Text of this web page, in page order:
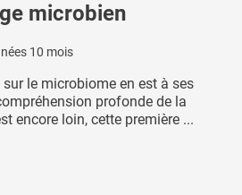
microbien
10 mois
le microbiome en est à ses
profonde de la
encore loin, cette première ...